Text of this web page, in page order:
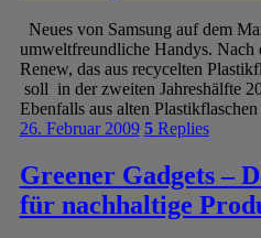
Neues von Samsung auf dem
umweltfreundliche Handys.
Renew, das aus recycelten
soll in der zweiten Jahreshälfte
Ebenfalls aus alten
26. Februar 2009 5Replies
Greener Gadgets –
für nachhaltige